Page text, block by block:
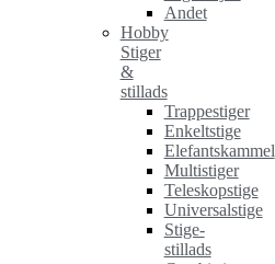
Andet
Hobby
Stiger
&
stillads
Trappestiger
Enkeltstige
Elefantskammel
Multistiger
Teleskopstige
Universalstige
Stige-
stillads